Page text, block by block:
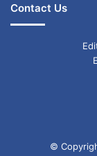
संकटग्रस्त देश से
जाएगी. हमारी
भी राज्य में
के अन्य हिस्सों
लौटे थे. हम केवल
Contact Us
©